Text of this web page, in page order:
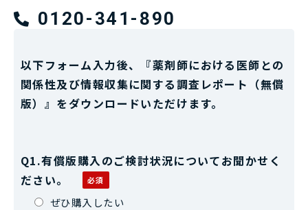
0120-341-890
以下フォーム入力後、『薬剤師における医師との
関係性及び情報収集に関する調査レポート（無償
版）』をダウンロードいただけます。
Q1.有償版購入のご検討状況についてお聞かせく
ださい。
ぜひ購入したい